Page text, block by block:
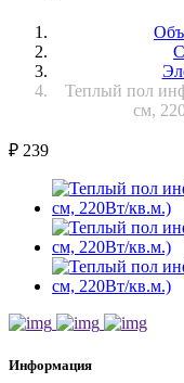
Теплый пол
см,
₽ 239
Информация